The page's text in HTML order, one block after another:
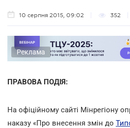
10 серпня 2015, 09:02 352
Реклама
ПРАВОВА ПОДІЯ:
На офіційному сайті Мінрегіону
наказу «Про внесення змін до